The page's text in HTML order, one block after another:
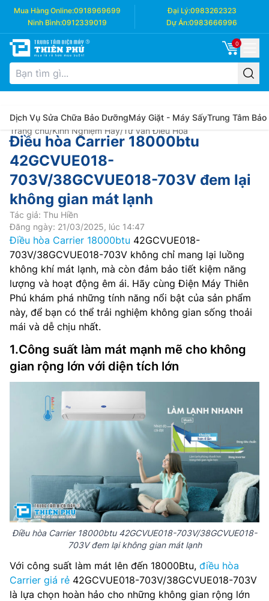
Mua Hàng Online:0918969699 Đại Lý:0983262323
Ninh Bình:0912339019 Dự Án:0983666996
0
Dịch Vụ Sửa Chữa Bảo DưỡngMáy Giặt - Máy SấyTrung Tâm Bảo
Trang chủ/Kinh Nghiệm Hay/Tư vấn Điều Hòa
Điều hòa Carrier 18000btu
42GCVUE018-
703V/38GCVUE018-703V đem lại
không gian mát lạnh
Tác giả: Thu Hiền
Đăng ngày: 21/03/2025, lúc 14:47
Điều hòa Carrier 18000btu 42GCVUE018-
703V/38GCVUE018-703V không chỉ mang lại luồng
không khí mát lạnh, mà còn đảm bảo tiết kiệm năng
lượng và hoạt động êm ái. Hãy cùng Điện Máy Thiên
Phú khám phá những tính năng nổi bật của sản phẩm
này, để bạn có thể trải nghiệm không gian sống thoải
mái và dễ chịu nhất.
1.Công suất làm mát mạnh mẽ cho không
gian rộng lớn với diện tích lớn
Điều hòa Carrier 18000btu 42GCVUE018-703V/38GCVUE018-
703V đem lại không gian mát lạnh
Với công suất làm mát lên đến 18000Btu, điều hòa
Carrier giá rẻ 42GCVUE018-703V/38GCVUE018-703V
là lựa chọn hoàn hảo cho những không gian rộng lớn